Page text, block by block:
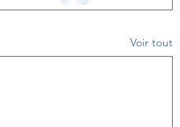
Voir tout